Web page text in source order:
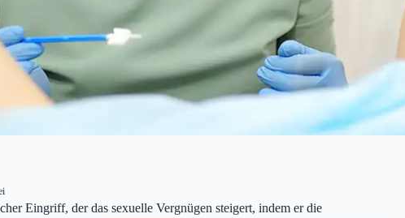
Eingriff, der das sexuelle Vergnügen steigert, indem er die